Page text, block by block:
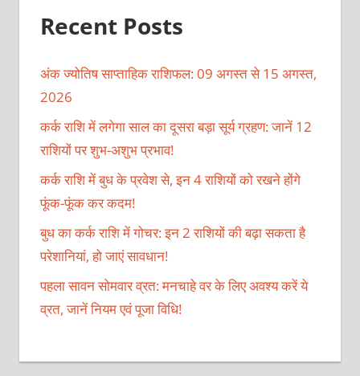
Recent Posts
अंक ज्योतिष साप्ताहिक राशिफल: 09 अगस्त से 15 अगस्त,
2026
कर्क राशि में लगेगा साल का दूसरा बड़ा सूर्य ग्रहण: जानें 12
राशियों पर शुभ-अशुभ प्रभाव!
कर्क राशि में बुध के प्रवेश से, इन 4 राशियों को रखने होंगे
फूंक-फूंक कर कदम!
बुध का कर्क राशि में गोचर: इन 2 राशियों की बढ़ा सकता है
परेशानियां, हो जाएं सावधान!
पहला सावन सोमवार व्रत: मनचाहे वर के लिए अवश्य करें ये
व्रत, जानें नियम एवं पूजा विधि!